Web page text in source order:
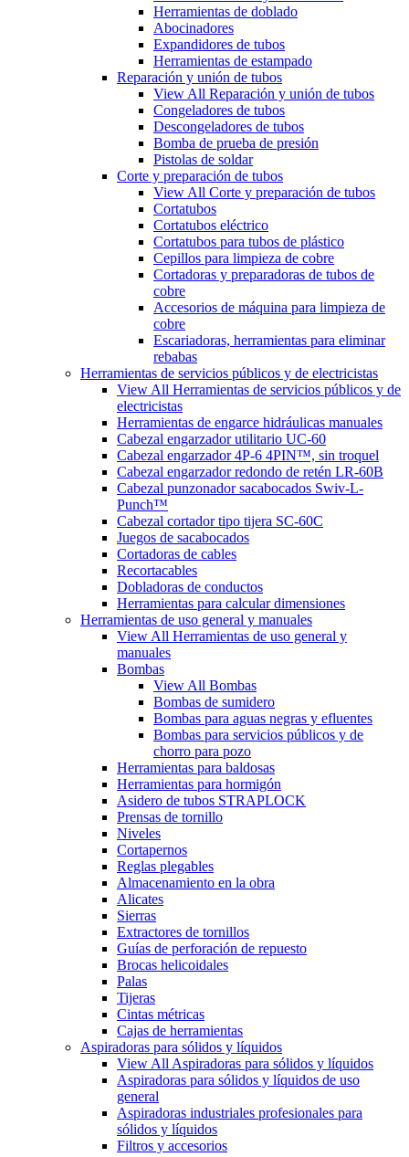
Herramientas de doblado
Abocinadores
Expandidores de tubos
Herramientas de estampado
Reparación y unión de tubos
View All Reparación y unión de tubos
Congeladores de tubos
Descongeladores de tubos
Bomba de prueba de presión
Pistolas de soldar
Corte y preparación de tubos
View All Corte y preparación de tubos
Cortatubos
Cortatubos eléctrico
Cortatubos para tubos de plástico
Cepillos para limpieza de cobre
Cortadoras y preparadoras de tubos de
cobre
Accesorios de máquina para limpieza de
cobre
Escariadoras, herramientas para eliminar
rebabas
Herramientas de servicios públicos y de electricistas
View All Herramientas de servicios públicos y de
electricistas
Herramientas de engarce hidráulicas manuales
Cabezal engarzador utilitario UC-60
Cabezal engarzador 4P-6 4PIN™, sin troquel
Cabezal engarzador redondo de retén LR-60B
Cabezal punzonador sacabocados Swiv-L-
Punch™
Cabezal cortador tipo tijera SC-60C
Juegos de sacabocados
Cortadoras de cables
Recortacables
Dobladoras de conductos
Herramientas para calcular dimensiones
Herramientas de uso general y manuales
View All Herramientas de uso general y
manuales
Bombas
View All Bombas
Bombas de sumidero
Bombas para aguas negras y efluentes
Bombas para servicios públicos y de
chorro para pozo
Herramientas para baldosas
Herramientas para hormigón
Asidero de tubos STRAPLOCK
Prensas de tornillo
Niveles
Cortapernos
Reglas plegables
Almacenamiento en la obra
Alicates
Sierras
Extractores de tornillos
Guías de perforación de repuesto
Brocas helicoidales
Palas
Tijeras
Cintas métricas
Cajas de herramientas
Aspiradoras para sólidos y líquidos
View All Aspiradoras para sólidos y líquidos
Aspiradoras para sólidos y líquidos de uso
general
Aspiradoras industriales profesionales para
sólidos y líquidos
Filtros y accesorios